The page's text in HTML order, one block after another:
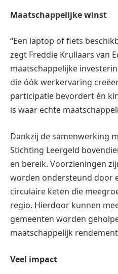
Maatschappelijke winst
“Een laptop of fiets
zegt Freddie Krullaars van
maatschappelijke
die óók werkervaring
participatie bevordert én
is waar echte
Dankzij de samenwerking
Stichting Leergeld
en bereik. Voorzieningen
worden ondersteund door
circulaire keten die
regio. Hierdoor kunnen
gemeenten worden
maatschappelijk
Veel impact